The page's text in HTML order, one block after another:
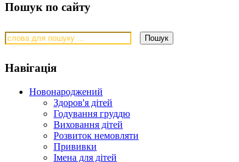
Пошук по сайту
Навігація
Новонароджений
Здоров'я дітей
Годування груддю
Виховання дітей
Розвиток немовляти
Прививки
Імена для дітей